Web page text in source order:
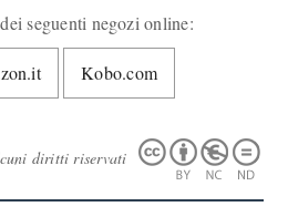
seguenti negozi online:
Kobo.com
diritti riservati